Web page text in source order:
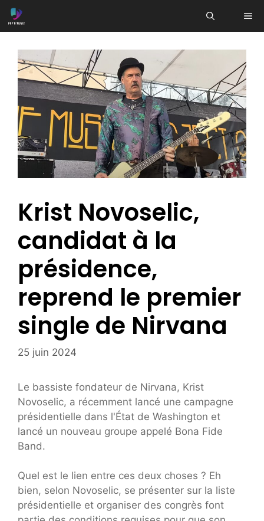
Aller
au
Krist Novoselic,
candidat à la
présidence,
reprend le premier
single de Nirvana
25 juin 2024
Le bassiste fondateur de Nirvana, Krist
Novoselic, a récemment lancé une campagne
présidentielle dans l'État de Washington et
lancé un nouveau groupe appelé Bona Fide
Band.
Quel est le lien entre ces deux choses ? Eh
bien, selon Novoselic, se présenter sur la liste
présidentielle et organiser des congrès font